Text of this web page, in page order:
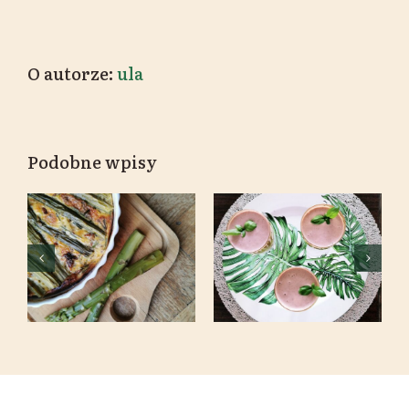
O autorze:ula
Podobne wpisy
Frittata ze
szparagami,
rukolą i
suszonymi
pomidorami
Koktajl
owsiano-
owocowy
/energetyczny
& fit/